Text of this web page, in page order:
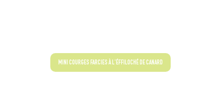
MINI COURGES FARCIES À L'ÉFFILOCHÉ DE CANARD